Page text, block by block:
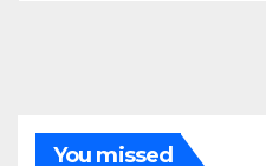
You missed